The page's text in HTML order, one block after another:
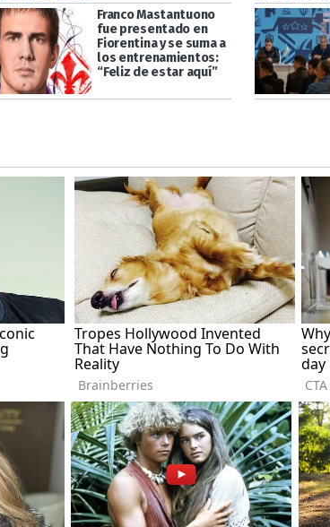
Franco Mastantuono
fue presentado en
Fiorentina y se suma a
los entrenamientos:
“Feliz de estar aquí”